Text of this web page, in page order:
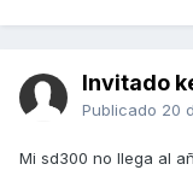
Invitado
Publicado 20
Mi sd300 no llega al